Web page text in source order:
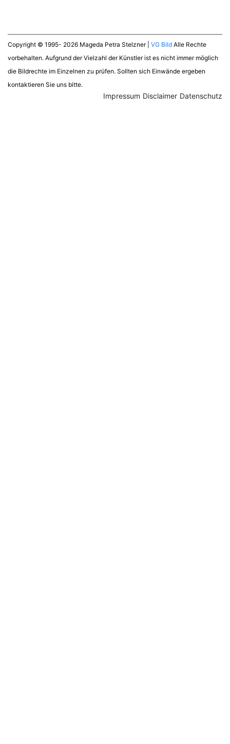
Copyright © 1995- 2026 Mageda Petra Stelzner | VG Bild Alle Rechte
vorbehalten. Aufgrund der Vielzahl der Künstler ist es nicht immer möglich
die Bildrechte im Einzelnen zu prüfen. Sollten sich Einwände ergeben
kontaktieren Sie uns bitte.
Datenschutz
Disclaimer
Impressum